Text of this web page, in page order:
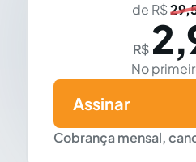
de R$
R$
No
Cobrança mensal,
Assinar